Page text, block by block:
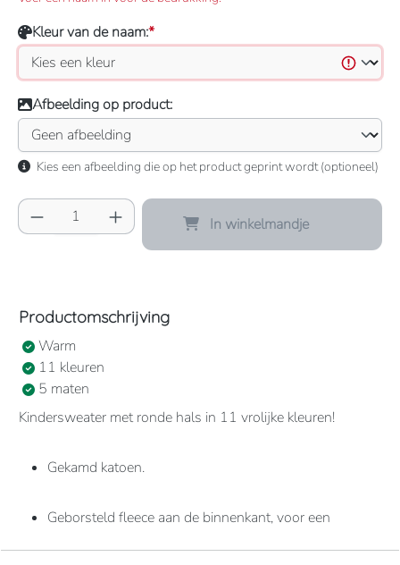
Kleur van de naam:*
Afbeelding op product:
Kies een afbeelding die op het product geprint wordt (optioneel)
Producthoeveelheid: Voer de gewenste
In winkelmandje
Productomschrijving
Warm
11 kleuren
5 maten
Kindersweater met ronde hals in 11 vrolijke kleuren!
Gekamd katoen.
Geborsteld fleece aan de binnenkant, voor een